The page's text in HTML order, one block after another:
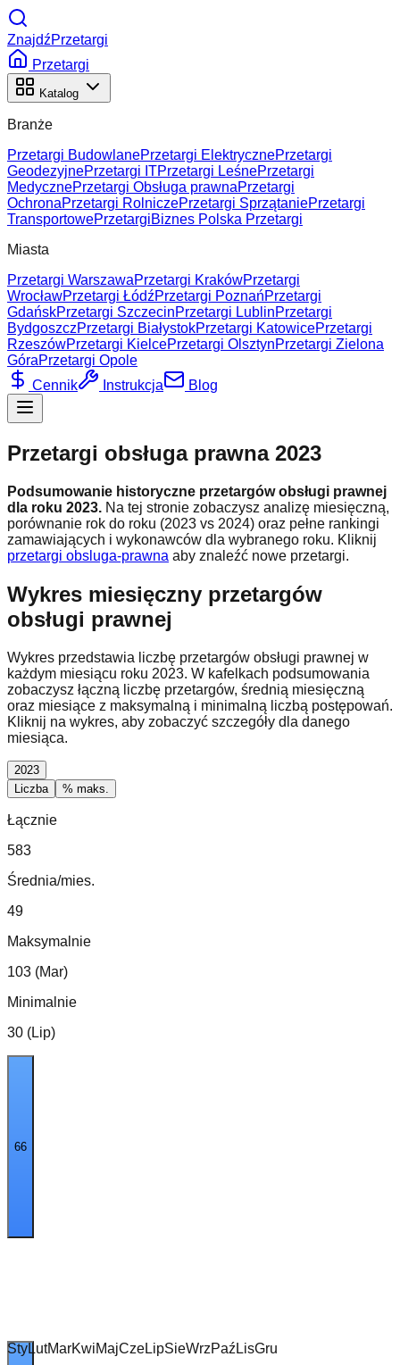
ZnajdźPrzetargi
Przetargi
Katalog
Branże
Przetargi BudowlanePrzetargi ElektrycznePrzetargi
GeodezyjnePrzetargi ITPrzetargi LeśnePrzetargi
MedycznePrzetargi Obsługa prawnaPrzetargi
OchronaPrzetargi RolniczePrzetargi SprzątaniePrzetargi
TransportowePrzetargiBiznes Polska Przetargi
Miasta
Przetargi WarszawaPrzetargi KrakówPrzetargi
WrocławPrzetargi ŁódźPrzetargi PoznańPrzetargi
GdańskPrzetargi SzczecinPrzetargi LublinPrzetargi
BydgoszczPrzetargi BiałystokPrzetargi KatowicePrzetargi
RzeszówPrzetargi KielcePrzetargi OlsztynPrzetargi Zielona
GóraPrzetargi Opole
Cennik
Instrukcja Blog
Przetargi obsługa prawna 2023
Podsumowanie historyczne przetargów obsługi prawnej
dla roku 2023. Na tej stronie zobaczysz analizę miesięczną,
porównanie rok do roku (2023 vs 2024) oraz pełne rankingi
zamawiających i wykonawców dla wybranego roku. Kliknij
przetargi obsluga-prawna aby znaleźć nowe przetargi.
Wykres miesięczny przetargów
obsługi prawnej
Wykres przedstawia liczbę przetargów obsługi prawnej w
każdym miesiącu roku 2023. W kafelkach podsumowania
zobaczysz łączną liczbę przetargów, średnią miesięczną
oraz miesiące z maksymalną i minimalną liczbą postępowań.
Kliknij na wykres, aby zobaczyć szczegóły dla danego
miesiąca.
2023
Liczba
% maks.
Łącznie
583
Średnia/mies.
49
Maksymalnie
103 (Mar)
Minimalnie
30 (Lip)
66
StyLutMarKwiMajCzeLipSieWrzPaź LisGru